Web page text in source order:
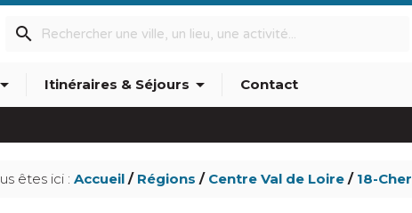
search
Itinéraires & Séjours arrow_drop_down Contact
êtes ici : Accueil/ Régions / Centre Val de Loire/ 18-Cher